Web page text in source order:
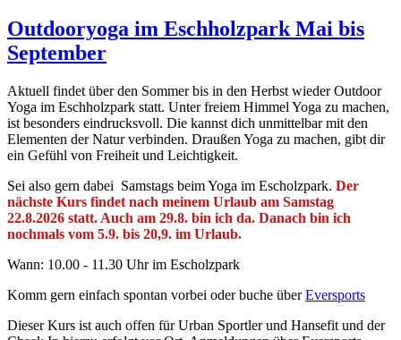
Outdooryoga im Eschholzpark Mai bis
September
Aktuell findet über den Sommer bis in den Herbst wieder Outdoor
Yoga im Eschholzpark statt. Unter freiem Himmel Yoga zu machen,
ist besonders eindrucksvoll. Die kannst dich unmittelbar mit den
Elementen der Natur verbinden. Draußen Yoga zu machen, gibt dir
ein Gefühl von Freiheit und Leichtigkeit.
Sei also gern dabei Samstags beim Yoga im Escholzpark. Der
nächste Kurs findet nach meinem Urlaub am Samstag
22.8.2026 statt. Auch am 29.8. bin ich da. Danach bin ich
nochmals vom 5.9. bis 20,9. im Urlaub.
Wann: 10.00 - 11.30 Uhr im Escholzpark
Komm gern einfach spontan vorbei oder buche überEversports
Dieser Kurs ist auch offen für Urban Sportler und Hansefit und der